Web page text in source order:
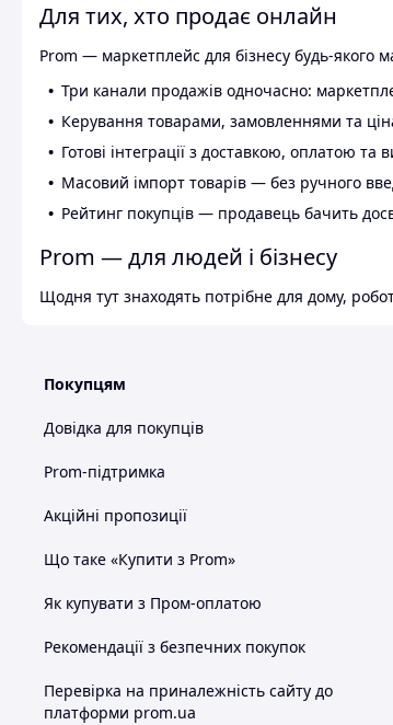
Для тих, хто продає онлайн
Prom — маркетплейс для бізнесу будь-якого
Три канали продажів одночасно:
Керування товарами, замовленнями та
Готові інтеграції з доставкою, оплатою та
Масовий імпорт товарів — без ручного
Рейтинг покупців — продавець бачить
Prom — для людей і бізнесу
Щодня тут знаходять потрібне для дому,
Покупцям
Довідка для покупців
Prom-підтримка
Акційні пропозиції
Що таке «Купити з Prom»
Як купувати з Пром-оплатою
Рекомендації з безпечних покупок
Перевірка на приналежність сайту до
платформи prom.ua